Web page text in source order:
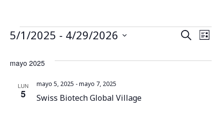
B
ú
BuscarN
a
Lista
5/1/2025 - 4/29/2026
mayo 2025
LUN
5 Swiss Biotech Global Village
mayo 5, 2025 -mayo 7, 2025